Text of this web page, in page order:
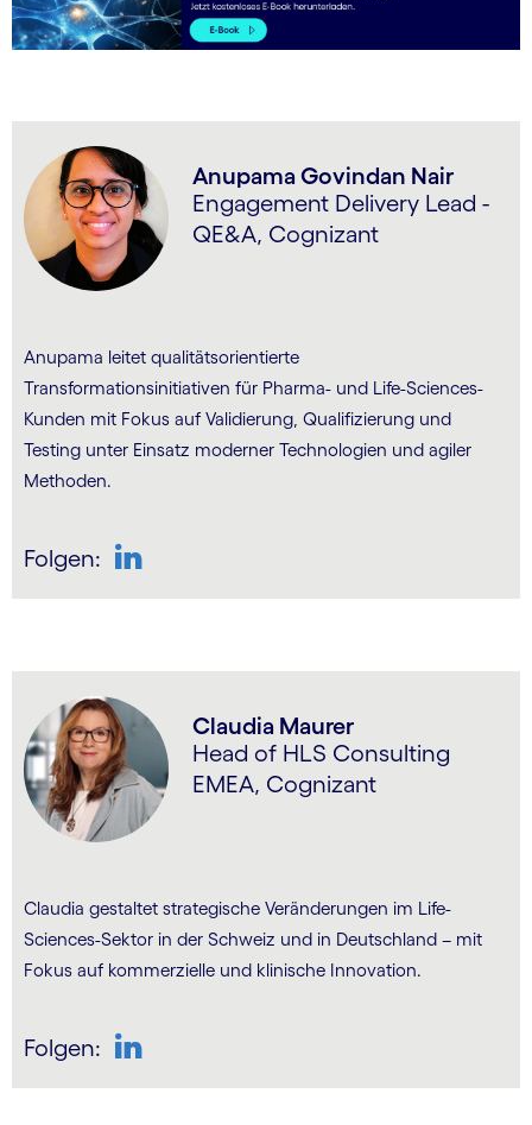
Anupama Govindan Nair
Engagement Delivery Lead -
QE&A, Cognizant
Anupama leitet qualitätsorientierte
Transformationsinitiativen für Pharma- und Life-Sciences-
Kunden mit Fokus auf Validierung, Qualifizierung und
Testing unter Einsatz moderner Technologien und agiler
Methoden.
Folgen:
Claudia Maurer
Head of HLS Consulting
EMEA, Cognizant
Claudia gestaltet strategische Veränderungen im Life-
Sciences-Sektor in der Schweiz und in Deutschland – mit
Fokus auf kommerzielle und klinische Innovation.
Folgen: